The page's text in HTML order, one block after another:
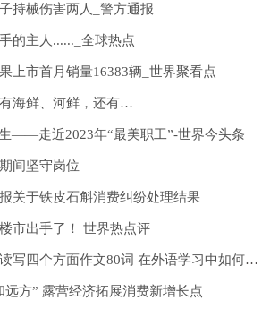
持械伤害两人_警方通报
的主人......_全球热点
上市首月销量16383辆_世界聚看点
海鲜、河鲜，还有…
——走近2023年“最美职工”-世界今头条
间坚守岗位
关于铁皮石斛消费纠纷处理结果
市出手了！ 世界热点评
怎样学好英语听说读写四个方面作文80词 在外语学习中如何正确认识英语的听说能力如何有效实现
远方” 露营经济拓展消费新增长点